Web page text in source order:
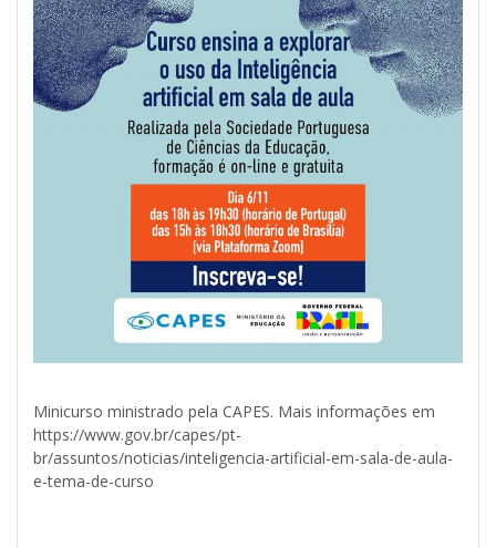
Minicurso ministrado pela CAPES. Mais informações em
https://www.gov.br/capes/pt-
br/assuntos/noticias/inteligencia-artificial-em-sala-de-aula-
e-tema-de-curso